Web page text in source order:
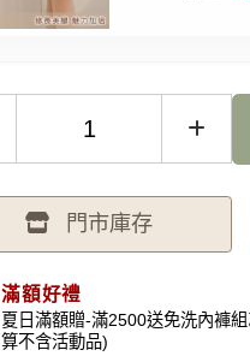
門市庫存
滿額好禮
夏日滿額贈-滿2500送免洗內褲
算不含活動品)